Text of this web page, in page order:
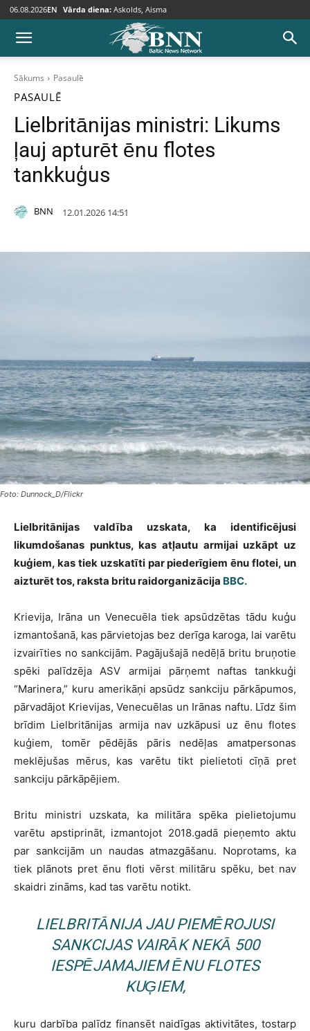
06.08.2026EN Vārda diena: Askolds, Aisma
Sākums Pasaulē
PASAULĒ
Lielbritānijas ministri: Likums
ļauj apturēt ēnu flotes
tankkuģus
BNN 12.01.2026 14:51
Foto: Dunnock_D/Flickr
Lielbritānijas valdība uzskata, ka identificējusi
likumdošanas punktus, kas atļautu armijai uzkāpt uz
kuģiem, kas tiek uzskatīti par piederīgiem ēnu flotei, un
aizturēt tos, raksta britu raidorganizācija BBC.
Krievija, Irāna un Venecuēla tiek apsūdzētas tādu kuģu
izmantošanā, kas pārvietojas bez derīga karoga, lai varētu
izvairīties no sankcijām. Pagājušajā nedēļā britu bruņotie
spēki palīdzēja ASV armijai pārņemt naftas tankkuģi
“Marinera,” kuru amerikāņi apsūdz sankciju pārkāpumos,
pārvadājot Krievijas, Venecuēlas un Irānas naftu. Līdz šim
brīdim Lielbritānijas armija nav uzkāpusi uz ēnu flotes
kuģiem, tomēr pēdējās pāris nedēļas amatpersonas
meklējušas mērus, kas varētu tikt pielietoti cīņā pret
sankciju pārkāpējiem.
Britu ministri uzskata, ka militāra spēka pielietojumu
varētu apstiprināt, izmantojot 2018.gadā pieņemto aktu
par sankcijām un naudas atmazgāšanu. Noprotams, ka
tiek plānots pret ēnu floti vērst militāru spēku, bet nav
skaidri zināms, kad tas varētu notikt.
LIELBRITĀNIJA JAU PIEMĒROJUSI
SANKCIJAS VAIRĀK NEKĀ 500
IESPĒJAMAJIEM ĒNU FLOTES
KUĢIEM,
kuru darbība palīdz finansēt naidīgas aktivitātes, tostarp